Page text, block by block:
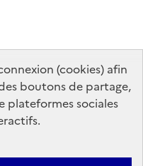
(cookies) afin
boutons de partage,
plateformes sociales
info.gouv.fr
: partiellement conforme